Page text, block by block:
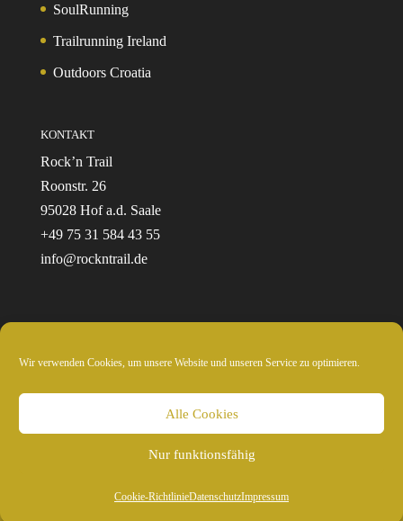
Wir verwenden Cookies, um unsere Website und unseren Service zu optimieren.
Alle Cookies
Nur funktionsfähig
Cookie-RichtlinieDatenschutzImpressum
SoulRunning
Trailrunning Ireland
Outdoors Croatia
KONTAKT
Rock’n Trail
Roonstr. 26
95028 Hof a.d. Saale
+49 75 31 584 43 55
info@rockntrail.de